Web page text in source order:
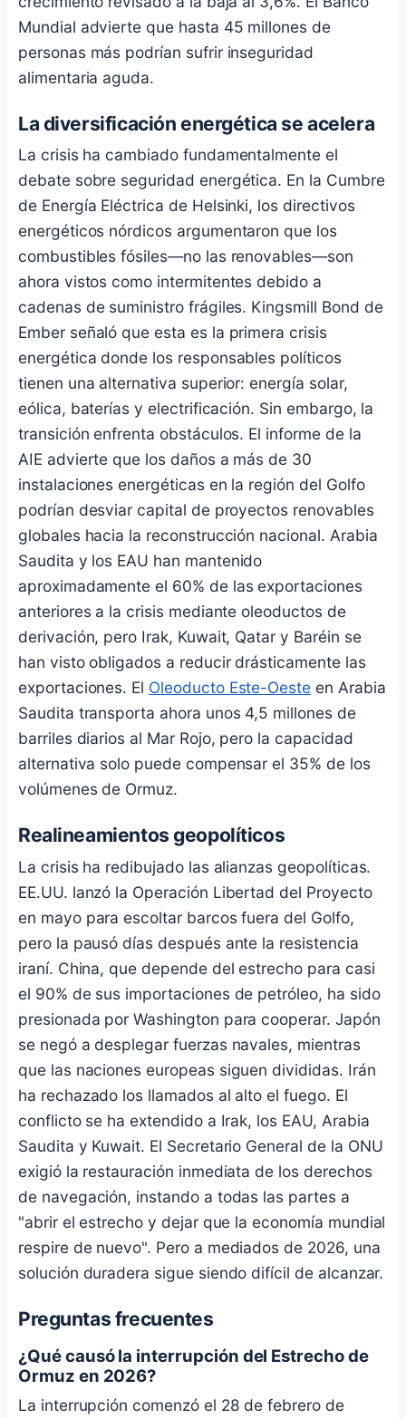
Mundial advierte que hasta 45 millones de
personas más podrían sufrir inseguridad
alimentaria aguda.
La diversificación energética se acelera
La crisis ha cambiado fundamentalmente el
debate sobre seguridad energética. En la Cumbre
de Energía Eléctrica de Helsinki, los directivos
energéticos nórdicos argumentaron que los
combustibles fósiles—no las renovables—son
ahora vistos como intermitentes debido a
cadenas de suministro frágiles. Kingsmill Bond de
Ember señaló que esta es la primera crisis
energética donde los responsables políticos
tienen una alternativa superior: energía solar,
eólica, baterías y electrificación. Sin embargo, la
transición enfrenta obstáculos. El informe de la
AIE advierte que los daños a más de 30
instalaciones energéticas en la región del Golfo
podrían desviar capital de proyectos renovables
globales hacia la reconstrucción nacional. Arabia
Saudita y los EAU han mantenido
aproximadamente el 60% de las exportaciones
anteriores a la crisis mediante oleoductos de
derivación, pero Irak, Kuwait, Qatar y Baréin se
han visto obligados a reducir drásticamente las
exportaciones. El Oleoducto Este-Oeste en Arabia
Saudita transporta ahora unos 4,5 millones de
barriles diarios al Mar Rojo, pero la capacidad
alternativa solo puede compensar el 35% de los
volúmenes de Ormuz.
Realineamientos geopolíticos
La crisis ha redibujado las alianzas geopolíticas.
EE.UU. lanzó la Operación Libertad del Proyecto
en mayo para escoltar barcos fuera del Golfo,
pero la pausó días después ante la resistencia
iraní. China, que depende del estrecho para casi
el 90% de sus importaciones de petróleo, ha sido
presionada por Washington para cooperar. Japón
se negó a desplegar fuerzas navales, mientras
que las naciones europeas siguen divididas. Irán
ha rechazado los llamados al alto el fuego. El
conflicto se ha extendido a Irak, los EAU, Arabia
Saudita y Kuwait. El Secretario General de la ONU
exigió la restauración inmediata de los derechos
de navegación, instando a todas las partes a
"abrir el estrecho y dejar que la economía mundial
respire de nuevo". Pero a mediados de 2026, una
solución duradera sigue siendo difícil de alcanzar.
Preguntas frecuentes
¿Qué causó la interrupción del Estrecho de
Ormuz en 2026?
La interrupción comenzó el 28 de febrero de